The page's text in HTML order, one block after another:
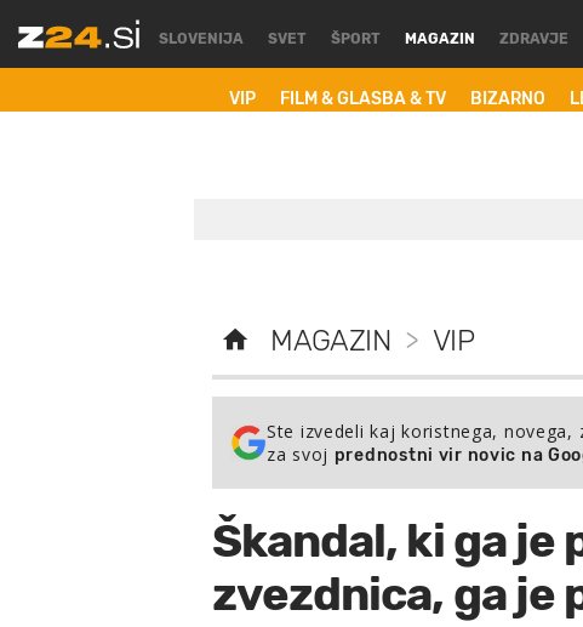
SLOVENIJA SVET ŠPORT MAGAZIN
VIP FILM & GLASBA & TV BIZARNO
ZDRAVJE
MAGAZIN > VIP
Ste izvedeli kaj koristnega,
za svoj prednostni vir novic na
Škandal, ki ga je
zvezdnica, ga je